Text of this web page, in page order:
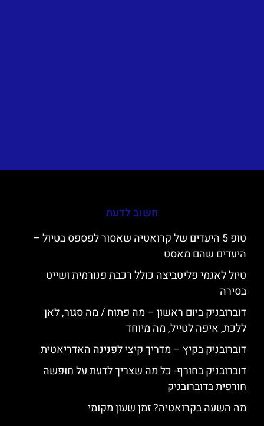
חשוב לדעת
טופ 5 היעדים של קרואטיה שאסור לפספס בטיול –
היעדים שהם מאסט
טיול לאגמי פליטביצה כולל רכבת פנורמית ושייט
בסירה
דוברובניק ביום ראשון – מה פתוח / מה סגור, לאן
ללכת, איפה לטייל, מה מיוחד
דוברובניק בקיץ – מדריך קיצי לפנינה האדריאטית
דוברובניק בחורף- כל מה שצריך לדעת על חופשה
חורפית בדוברובניק
מה השעה בקרואטיה? זמן שעון מקומי